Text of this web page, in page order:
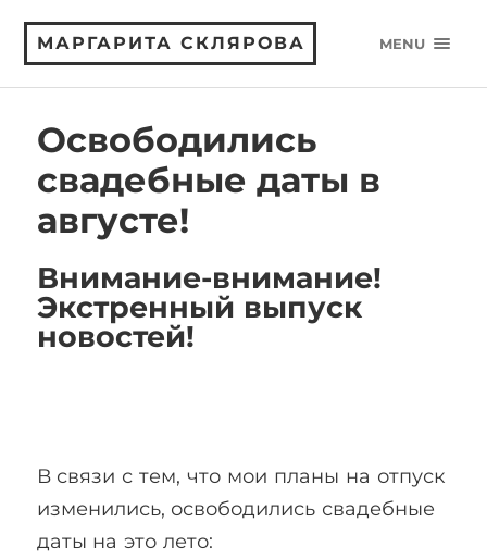
МАРГАРИТА СКЛЯРОВА MENU
Освободились
свадебные даты в
августе!
Внимание-внимание!
Экстренный выпуск
новостей!
В связи с тем, что мои планы на отпуск
изменились, освободились свадебные
даты на это лето: